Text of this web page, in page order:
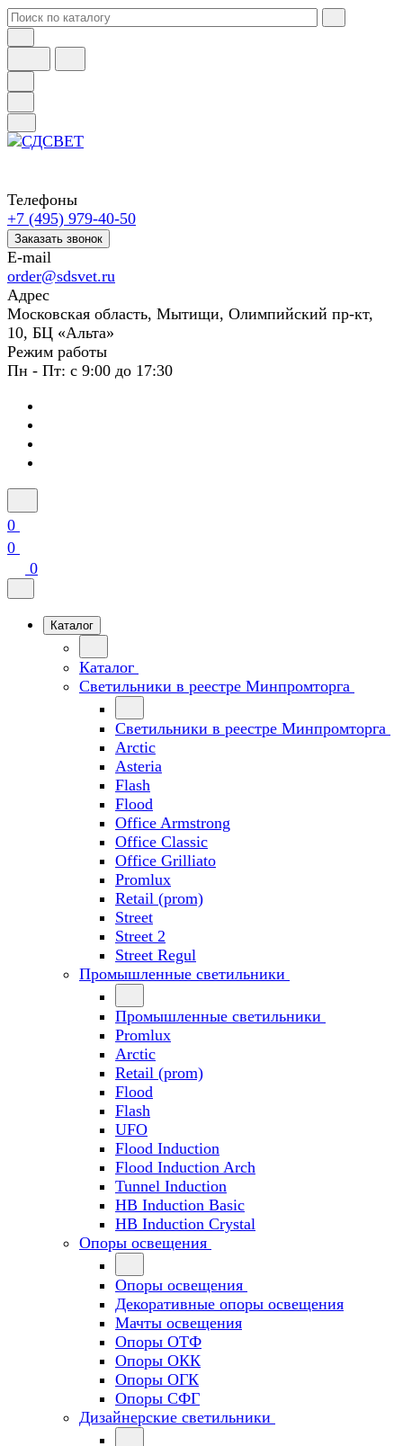
Телефоны
+7 (495) 979-40-50
Заказать звонок
E-mail
order@sdsvet.ru
Адрес
Московская область, Мытищи, Олимпийский пр-кт,
10, БЦ «Альта»
Режим работы
Пн - Пт: с 9:00 до 17:30
0
0
0
Каталог
Каталог
Светильники в реестре Минпромторга
Светильники в реестре Минпромторга
Arctic
Asteria
Flash
Flood
Office Armstrong
Office Classic
Office Grilliato
Promlux
Retail (prom)
Street
Street 2
Street Regul
Промышленные светильники
Промышленные светильники
Promlux
Arctic
Retail (prom)
Flood
Flash
UFO
Flood Induction
Flood Induction Arch
Tunnel Induction
HB Induction Basic
HB Induction Crystal
Опоры освещения
Опоры освещения
Декоративные опоры освещения
Мачты освещения
Опоры ОТФ
Опоры ОКК
Опоры ОГК
Опоры СФГ
Дизайнерские светильники